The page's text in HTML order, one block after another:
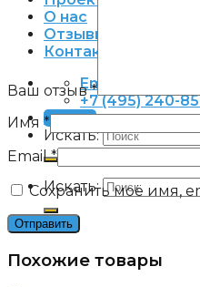
О нас
Отзывы
Контакты
Email
+7 (495) 240-
Заявка
Искать:
Искать:
Ваш отзыв*
Имя*
Email*
Сохранить моё имя,
Похожие товары